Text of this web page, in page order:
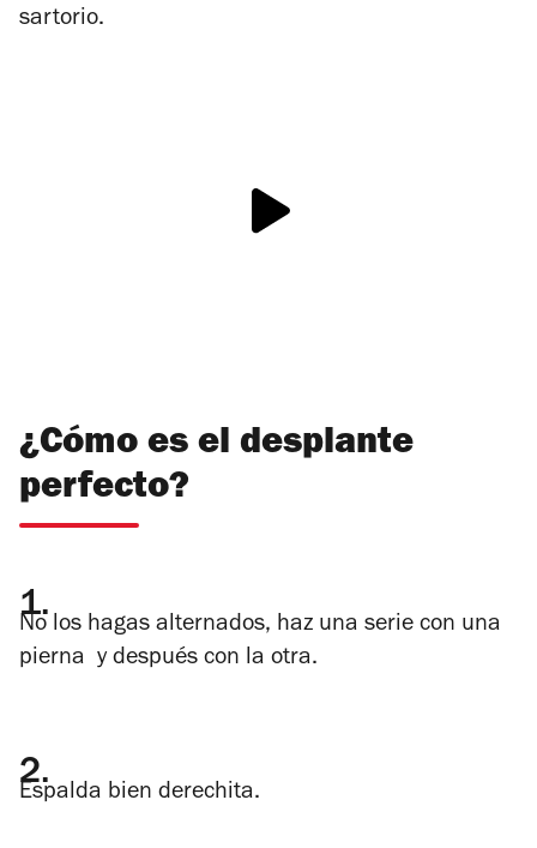
sartorio.
¿Cómo es el desplante
perfecto?
1.
No los hagas alternados, haz una serie con una
pierna y después con la otra.
2.
Espalda bien derechita.